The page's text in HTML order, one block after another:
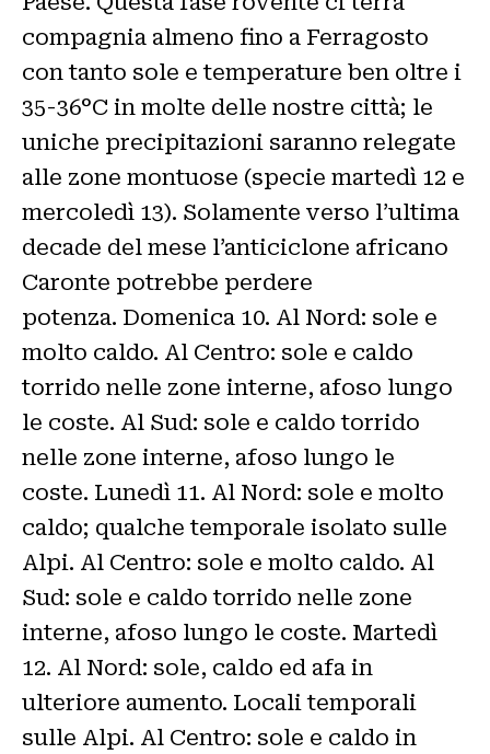
compagnia almeno fino a Ferragosto
con tanto sole e temperature ben oltre i
35-36°C in molte delle nostre città; le
uniche precipitazioni saranno relegate
alle zone montuose (specie martedì 12 e
mercoledì 13). Solamente verso l’ultima
decade del mese l’anticiclone africano
Caronte potrebbe perdere
potenza. Domenica 10. Al Nord: sole e
molto caldo. Al Centro: sole e caldo
torrido nelle zone interne, afoso lungo
le coste. Al Sud: sole e caldo torrido
nelle zone interne, afoso lungo le
coste. Lunedì 11. Al Nord: sole e molto
caldo; qualche temporale isolato sulle
Alpi. Al Centro: sole e molto caldo. Al
Sud: sole e caldo torrido nelle zone
interne, afoso lungo le coste. Martedì
12. Al Nord: sole, caldo ed afa in
ulteriore aumento. Locali temporali
sulle Alpi. Al Centro: sole e caldo in